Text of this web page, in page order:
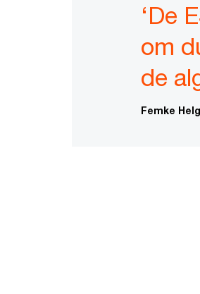
‘De
om
de
Femke